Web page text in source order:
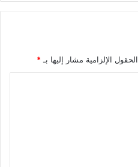
الحقول الإلزامية مشار إليها بـ*